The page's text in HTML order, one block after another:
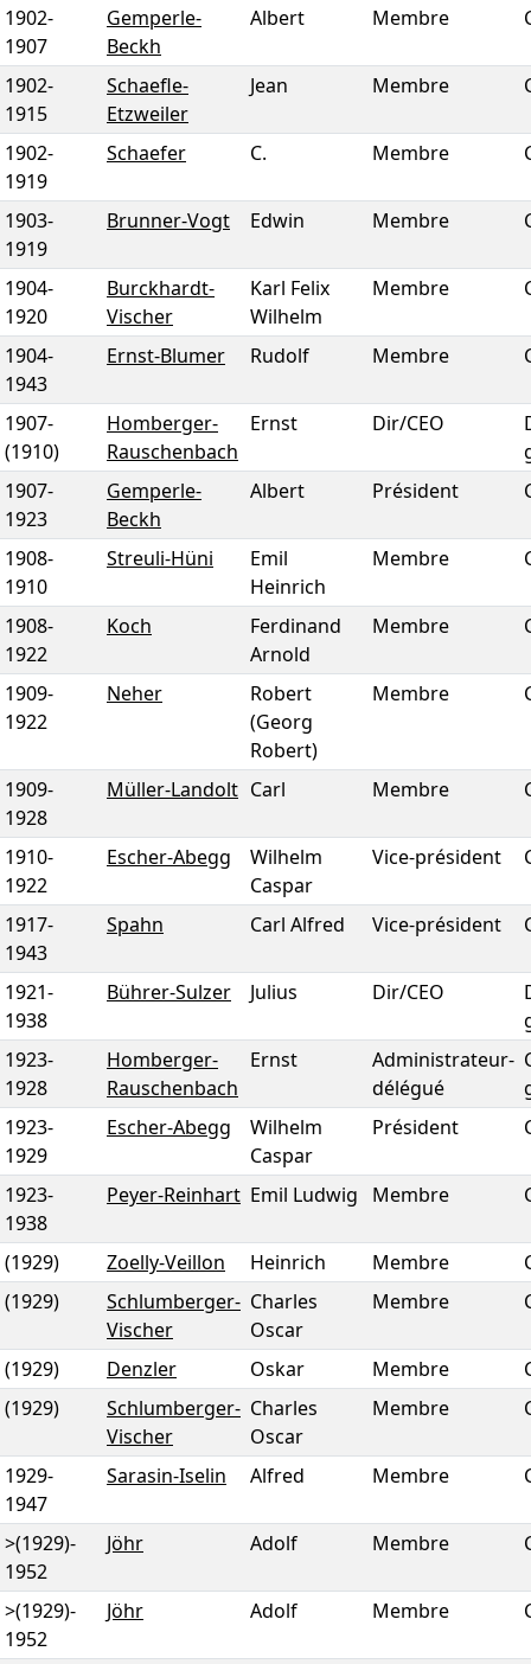
1902-
1907
Gemperle-
Beckh
Albert Membre
1902-
1915
Schaefle-
Etzweiler
Jean Membre
1902-
1919
Schaefer C. Membre
1903-
1919
Brunner-Vogt Edwin Membre
1904-
1920
Burckhardt-
Vischer
Karl Felix
Wilhelm
Membre
1904-
1943
Ernst-Blumer Rudolf Membre
1907-
(1910)
Homberger-
Rauschenbach
Ernst Dir/CEO
1907-
1923
Gemperle-
Beckh
Albert Président
1908-
1910
Streuli-Hüni
Emil
Heinrich
Membre
1908-
1922
Koch
Ferdinand
Arnold
Membre
1909-
1922
Neher
Robert
(Georg
Robert)
Membre
1909-
1928
Müller-Landolt Carl Membre
1910-
1922
Escher-Abegg
Wilhelm
Caspar
Vice-président
1917-
1943
Spahn Carl Alfred Vice-président
1921-
1938
Bührer-Sulzer Julius Dir/CEO
1923-
1928
Homberger-
Rauschenbach
Ernst
Administrateur-
délégué
1923-
1929
Escher-Abegg
Wilhelm
Caspar
Président
1923-
1938
Peyer-Reinhart Emil Ludwig Membre
(1929) Zoelly-Veillon Heinrich Membre
(1929)
Schlumberger-
Vischer
Charles
Oscar
Membre
(1929) Denzler Oskar Membre
(1929)
Schlumberger-
Vischer
Charles
Oscar
Membre
1929-
1947
Sarasin-Iselin Alfred Membre
>(1929)-
1952
Jöhr Adolf Membre
>(1929)-
1952
Jöhr Adolf Membre